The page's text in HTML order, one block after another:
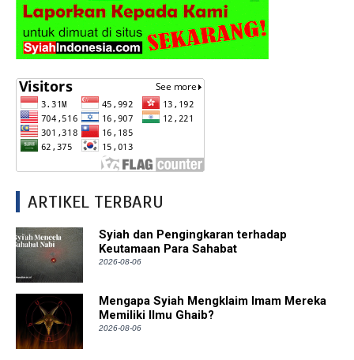
ARTIKEL TERBARU
Syiah dan Pengingkaran terhadap
Keutamaan Para Sahabat
2026-08-06
Mengapa Syiah Mengklaim Imam Mereka
Memiliki Ilmu Ghaib?
2026-08-06